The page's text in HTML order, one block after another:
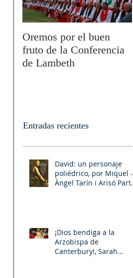
Oremos por el buen
fruto de la Conferencia
de Lambeth
Entradas recientes
David: un personaje
poliédrico, por Miquel –
Àngel Tarín i Arisó Parte
¡Dios bendiga a la
Arzobispa de
Canterbury!, Sarah